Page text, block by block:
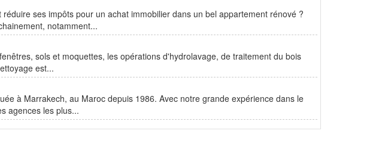
ses impôts pour un achat immobilier dans un bel appartement rénové ?
notamment...
sols et moquettes, les opérations d'hydrolavage, de traitement du bois
est...
à Marrakech, au Maroc depuis 1986. Avec notre grande expérience dans le
agences les plus...